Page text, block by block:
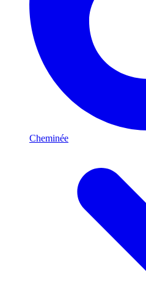
Cheminée